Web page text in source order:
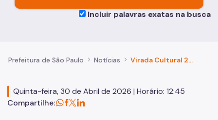
Incluir palavras exatas na busca
Prefeitura de São Paulo Notícias Virada Cultural 2026 coloca capital no centro de intercâmbio internacional com Boston sobre economia criativa
Quinta-feira, 30 de Abril de 2026 | Horário: 12:45
Compartilhe: